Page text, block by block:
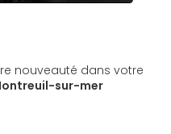
nouveauté dans votre
sur-mer